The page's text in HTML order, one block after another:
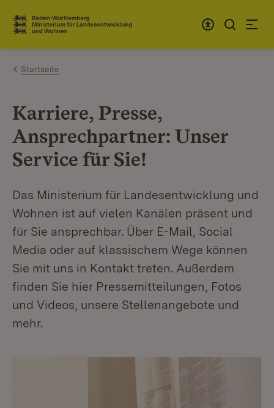
Zum Inhalt springen
Link zur Startseite
Startseite
Karriere, Presse,
Ansprechpartner: Unser
Service für Sie!
Das Ministerium für Landesentwicklung und
Wohnen ist auf vielen Kanälen präsent und
für Sie ansprechbar. Über E-Mail, Social
Media oder auf klassischem Wege können
Sie mit uns in Kontakt treten. Außerdem
finden Sie hier Pressemitteilungen, Fotos
und Videos, unsere Stellenangebote und
mehr.